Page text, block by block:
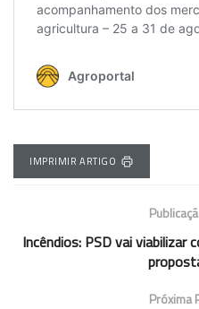
IMPRIMIR ARTIGO
Incêndios: PSD vai viabilizar
Próxima